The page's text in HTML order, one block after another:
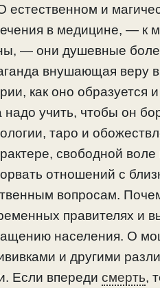
естественном и
в медицине, — к
— они душевные
внушающая
как оно образуется
надо учить, чтобы он
таро и
свободной
отношений с
вопросам.
правителях и
населения. О
и другими
Если впереди смерть,